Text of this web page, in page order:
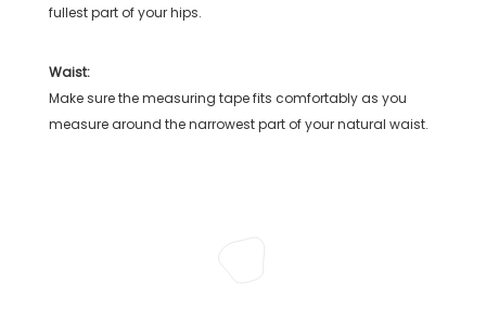
fullest part of your hips.
Waist:
Make sure the measuring tape fits comfortably as you
measure around the narrowest part of your natural waist.